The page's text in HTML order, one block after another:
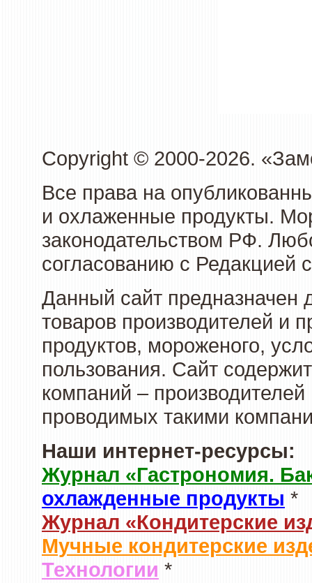
Copyright © 2000-2026.
Все права на
и охлаженные продукты.
законодательством РФ.
согласованию с Редакцией
Данный сайт предназначен
товаров производителей и
продуктов, мороженого,
пользования. Сайт
компаний –
проводимых такими
Наши интернет-ресурсы:
Журнал «Гастрономия.
охлажденные продукты *
Журнал «Кондитерские
Мучные кондитерские
Технологии *